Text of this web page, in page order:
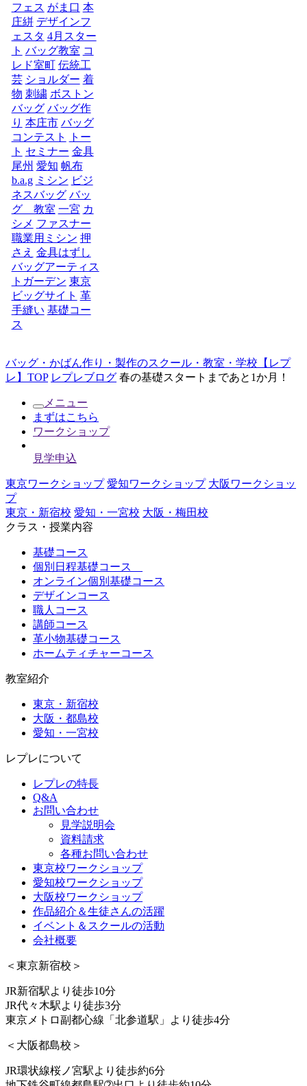
フェス がま口 本
庄絣 デザインフ
ェスタ 4月スター
ト バッグ教室 コ
レド室町 伝統工
芸 ショルダー 着
物 刺繍 ボストン
バッグ バッグ作
り 本庄市 バッグ
コンテスト
トー
ト セミナー 金具
尾州 愛知 帆布
b.a.g ミシン ビジ
ネスバッグ バッ
グ 教室 一宮 カ
シメ ファスナー
職業用ミシン 押
さえ 金具はずし
バッグアーティス
トガーデン 東京
ビッグサイト 革
手縫い 基礎コー
ス
バッグ・かばん作り・製作のスクール・教室・学校【レプ
レ】TOP レプレブログ 春の基礎スタートまであと1か月！
メニュー
まずはこちら
ワークショップ
見学申込
東京ワークショップ 愛知ワークショップ 大阪ワークショッ
プ
東京・新宿校 愛知・一宮校 大阪・梅田校
クラス・授業内容
基礎コース
個別日程基礎コース
オンライン個別基礎コース
デザインコース
職人コース
講師コース
革小物基礎コース
ホームティチャーコース
教室紹介
東京・新宿校
大阪・都島校
愛知・一宮校
レプレについて
レプレの特長
Q&A
お問い合わせ
見学説明会
資料請求
各種お問い合わせ
東京校ワークショップ
愛知校ワークショップ
大阪校ワークショップ
作品紹介＆生徒さんの活躍
イベント＆スクールの活動
会社概要
＜東京新宿校＞
JR新宿駅より徒歩10分
JR代々木駅より徒歩3分
東京メトロ副都心線「北参道駅」より徒歩4分
＜大阪都島校＞
JR環状線桜ノ宮駅より徒歩約6分